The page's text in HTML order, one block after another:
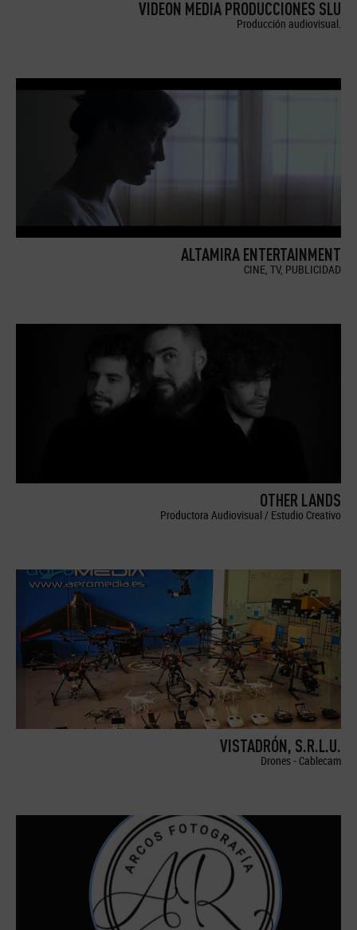
VIDEON MEDIA PRODUCCIONES SLU
Producción audiovisual.
ALTAMIRA ENTERTAINMENT
CINE, TV, PUBLICIDAD
OTHER LANDS
Productora Audiovisual / Estudio Creativo
VISTADRÓN, S.R.L.U.
Drones - Cablecam